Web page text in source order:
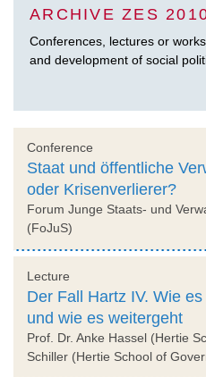
ARCHIVE ZES
Conferences, lectures or
and development of social
Conference
Staat und öffentliche
oder Krisenverlierer?
Forum Junge Staats‐ und
(FoJuS)
Lecture
Der Fall Hartz IV. Wie
und wie es weitergeht
Prof. Dr. Anke Hassel (Hertie
Schiller (Hertie School of